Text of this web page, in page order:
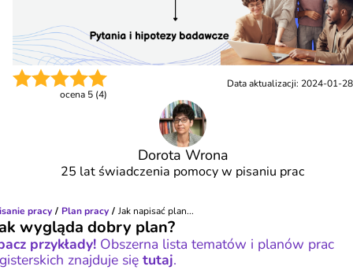
Dorota Wrona
25 lat świadczenia pomocy w pisaniu prac
ocena 5 (4)
Data aktualizacji: 2024-01-28
pracy Plan pracy Jak napisać plan...
wygląda dobry plan?
przykłady! Obszerna lista tematów i planów prac
znajduje się tutaj.